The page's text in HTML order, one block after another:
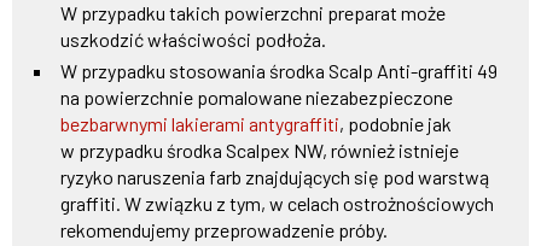
W przypadku takich powierzchni preparat może
uszkodzić właściwości podłoża.
W przypadku stosowania środka Scalp Anti-graffiti 49
na powierzchnie pomalowane niezabezpieczone
bezbarwnymi lakierami antygraffiti, podobnie jak
w przypadku środka Scalpex NW, również istnieje
ryzyko naruszenia farb znajdujących się pod warstwą
graffiti. W związku z tym, w celach ostrożnościowych
rekomendujemy przeprowadzenie próby.